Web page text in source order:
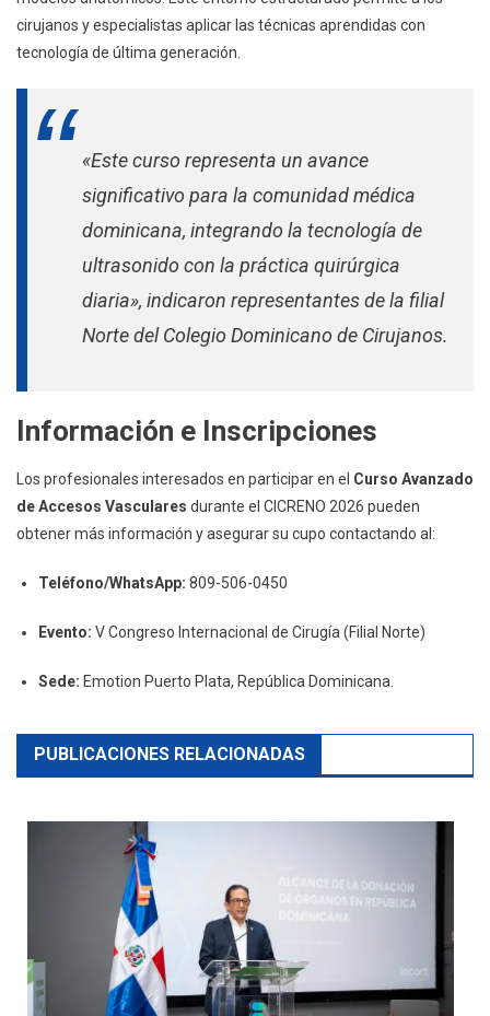
cirujanos y especialistas aplicar las técnicas aprendidas con
tecnología de última generación.
«Este curso representa un avance
significativo para la comunidad médica
dominicana, integrando la tecnología de
ultrasonido con la práctica quirúrgica
diaria», indicaron representantes de la filial
Norte del Colegio Dominicano de Cirujanos.
Información e Inscripciones
Los profesionales interesados en participar en el Curso Avanzado
de Accesos Vasculares durante el CICRENO 2026 pueden
obtener más información y asegurar su cupo contactando al:
Teléfono/WhatsApp: 809-506-0450
Evento: V Congreso Internacional de Cirugía (Filial Norte)
Sede: Emotion Puerto Plata, República Dominicana.
PUBLICACIONES RELACIONADAS